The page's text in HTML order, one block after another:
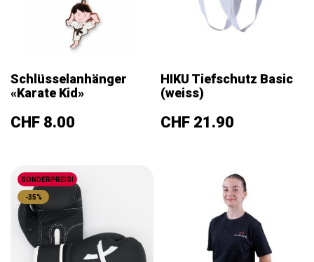
Schlüsselanhänger
«Karate Kid»
Preis
CHF 8.00
HIKU Tiefschutz Basic
(weiss)
Preis
CHF 21.90
SONDERPREIS!
-35%